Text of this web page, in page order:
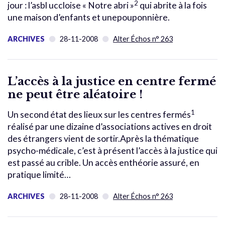
jour : l’asbl uccloise « Notre abri »2 qui abrite à la fois
une maison d’enfants et unepouponnière.
ARCHIVES 28-11-2008 Alter Échos n° 263
L’accès à la justice en centre fermé
ne peut être aléatoire !
Un second état des lieux sur les centres fermés1
réalisé par une dizaine d’associations actives en droit
des étrangers vient de sortir.Après la thématique
psycho-médicale, c’est à présent l’accès à la justice qui
est passé au crible. Un accès enthéorie assuré, en
pratique limité…
ARCHIVES 28-11-2008 Alter Échos n° 263